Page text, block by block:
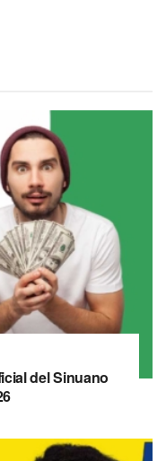
del Sinuano